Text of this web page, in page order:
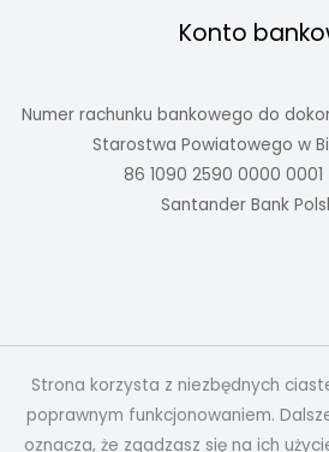
Konto
Numer rachunku bankowego do
Starostwa Powiatowego w
86 1090 2590 0000
Santander Bank
Strona korzysta z niezbędnych
poprawnym funkcjonowaniem.
oznacza, że zgadzasz się na ich